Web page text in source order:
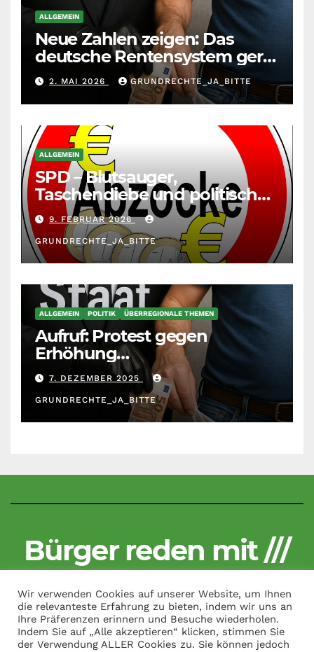
ALLGEMEIN
Neue Zahlen zeigen: Das
deutsche Rentensystem gerät
durch die
Massenzuwanderung
zunehmend unter die Räder.
2. MAI 2026 GRUNDRECHTE_JA_BITTE
ALLGEMEIN
SPD – Blutsauger,
Taschendiebe und politisch
unberechenbar
9. FEBRUAR 2026
GRUNDRECHTE_JA_BITTE
ALLGEMEIN POLITIK ÜBERREGIONALE THEMEN
Aufruf: Protest gegen
Erhöhung
Krankenkassenbeiträge
7. DEZEMBER 2025
GRUNDRECHTE_JA_BITTE
Bürger reden mit ///
Copyright by Bürger reden mit /// All Rights Reserved. |Theme:
Wir verwenden Cookies auf unserer Website, um Ihnen
die relevanteste Erfahrung zu bieten, indem wir uns an
Ihre Präferenzen erinnern und Besuche wiederholen.
Indem Sie auf „Alle akzeptieren“ klicken, stimmen Sie
der Verwendung ALLER Cookies zu. Sie können jedoch